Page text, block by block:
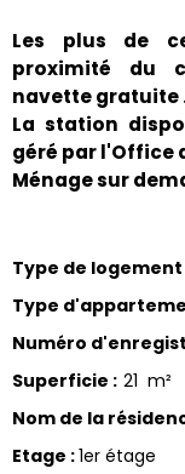
Les plus de
proximité du
navette gratuite
La station
géré par l'Office
Ménage sur
Type de logement
Type
Numéro
Superficie : 21 m²
Nom de la
Etage :1er étage